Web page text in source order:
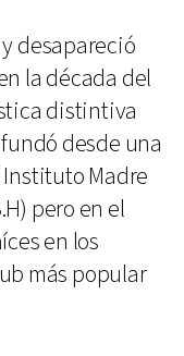
desapareció
la década del
distintiva
desde una
Madre
pero en el
en los
más popular